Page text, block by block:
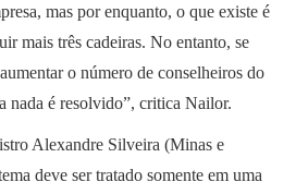
mas por enquanto, o que existe é
mais três cadeiras. No entanto, se
o número de conselheiros do
nada é resolvido”, critica Nailor.
Alexandre Silveira (Minas e
deve ser tratado somente em uma